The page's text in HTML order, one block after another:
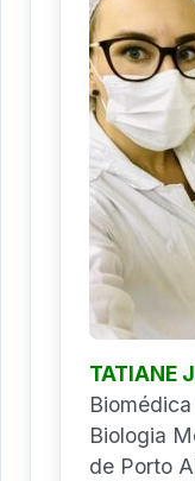
TATIANE
Biologia
de Porto